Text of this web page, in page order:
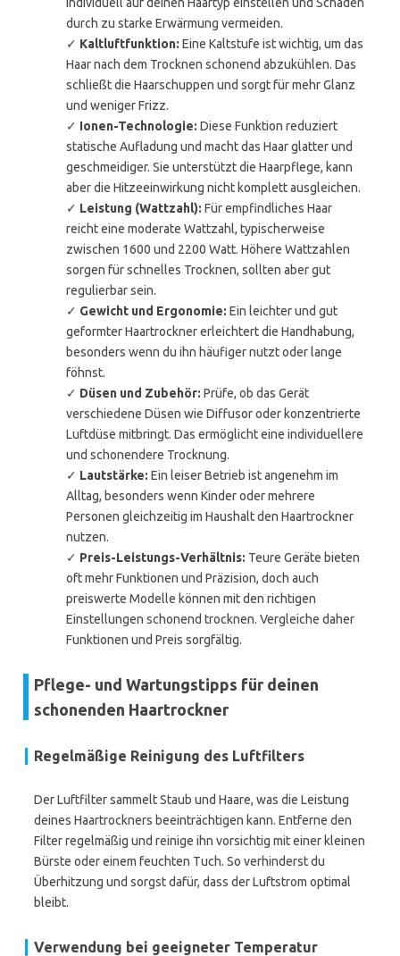
durch zu starke Erwärmung vermeiden.
✓ Kaltluftfunktion: Eine Kaltstufe ist wichtig, um das
Haar nach dem Trocknen schonend abzukühlen. Das
schließt die Haarschuppen und sorgt für mehr Glanz
und weniger Frizz.
✓ Ionen-Technologie: Diese Funktion reduziert
statische Aufladung und macht das Haar glatter und
geschmeidiger. Sie unterstützt die Haarpflege, kann
aber die Hitzeeinwirkung nicht komplett ausgleichen.
✓ Leistung (Wattzahl): Für empfindliches Haar
reicht eine moderate Wattzahl, typischerweise
zwischen 1600 und 2200 Watt. Höhere Wattzahlen
sorgen für schnelles Trocknen, sollten aber gut
regulierbar sein.
✓ Gewicht und Ergonomie: Ein leichter und gut
geformter Haartrockner erleichtert die Handhabung,
besonders wenn du ihn häufiger nutzt oder lange
föhnst.
✓ Düsen und Zubehör: Prüfe, ob das Gerät
verschiedene Düsen wie Diffusor oder konzentrierte
Luftdüse mitbringt. Das ermöglicht eine individuellere
und schonendere Trocknung.
✓ Lautstärke: Ein leiser Betrieb ist angenehm im
Alltag, besonders wenn Kinder oder mehrere
Personen gleichzeitig im Haushalt den Haartrockner
nutzen.
✓ Preis-Leistungs-Verhältnis: Teure Geräte bieten
oft mehr Funktionen und Präzision, doch auch
preiswerte Modelle können mit den richtigen
Einstellungen schonend trocknen. Vergleiche daher
Funktionen und Preis sorgfältig.
Pflege- und Wartungstipps für deinen
schonenden Haartrockner
Regelmäßige Reinigung des Luftfilters
Der Luftfilter sammelt Staub und Haare, was die Leistung
deines Haartrockners beeinträchtigen kann. Entferne den
Filter regelmäßig und reinige ihn vorsichtig mit einer kleinen
Bürste oder einem feuchten Tuch. So verhinderst du
Überhitzung und sorgst dafür, dass der Luftstrom optimal
bleibt.
Verwendung bei geeigneter Temperatur